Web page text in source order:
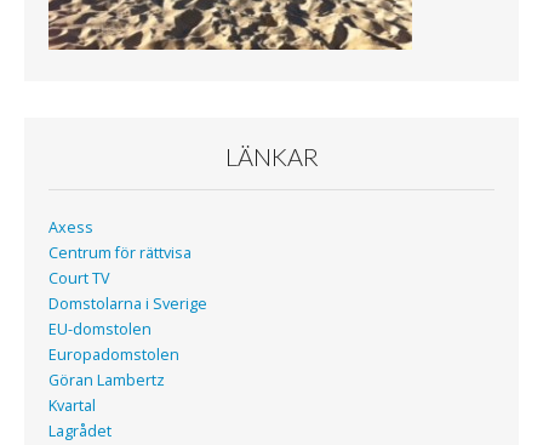
LÄNKAR
Axess
Centrum för rättvisa
Court TV
Domstolarna i Sverige
EU-domstolen
Europadomstolen
Göran Lambertz
Kvartal
Lagrådet